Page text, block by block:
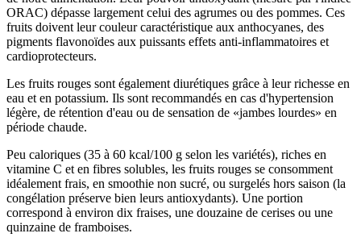
ORAC) dépasse largement celui des agrumes ou des pommes. Ces
fruits doivent leur couleur caractéristique aux anthocyanes, des
pigments flavonoïdes aux puissants effets anti-inflammatoires et
cardioprotecteurs.
Les fruits rouges sont également diurétiques grâce à leur richesse en
eau et en potassium. Ils sont recommandés en cas d'hypertension
légère, de rétention d'eau ou de sensation de «jambes lourdes» en
période chaude.
Peu caloriques (35 à 60 kcal/100 g selon les variétés), riches en
vitamine C et en fibres solubles, les fruits rouges se consomment
idéalement frais, en smoothie non sucré, ou surgelés hors saison (la
congélation préserve bien leurs antioxydants). Une portion
correspond à environ dix fraises, une douzaine de cerises ou une
quinzaine de framboises.